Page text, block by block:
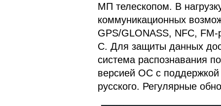
МП телескопом. В
коммуникационных
GPS/GLONASS, NFC,
C. Для защиты данных
система распознавания
версией ОС с
русского. Регулярные